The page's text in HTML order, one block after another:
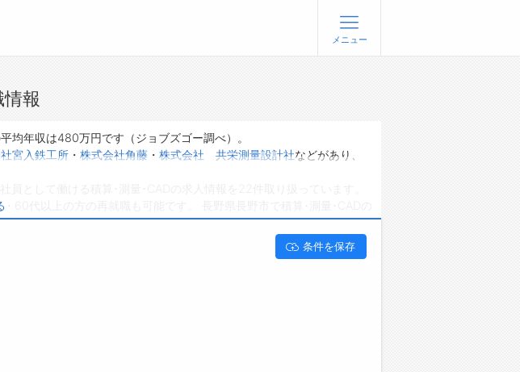
ジョブズゴーについて
メニュー
報
均年収は480万円です（ジョブズゴー調べ）。
宮入鉄工所 ・ 株式会社角藤 ・ 株式会社 共栄測量設計社などがあり、
60代以上の方の再就職も可能です。 長野県長野市で積算･測量･CADの
さいね。
条件を保存